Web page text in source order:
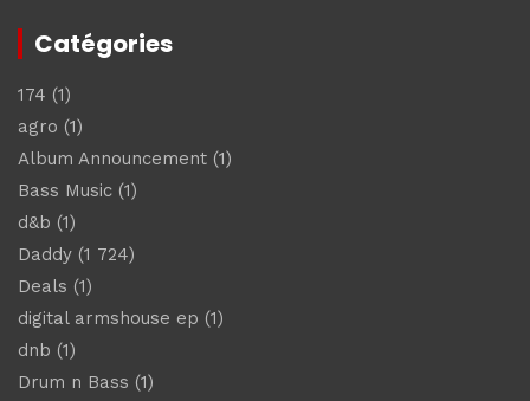
Catégories
174 (1)
agro (1)
Album Announcement (1)
Bass Music (1)
d&b (1)
Daddy (1 724)
Deals (1)
digital armshouse ep (1)
dnb (1)
Drum n Bass (1)